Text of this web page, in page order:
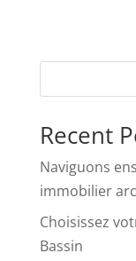
Recent
Naviguons
immobilier
Choisissez
Bassin